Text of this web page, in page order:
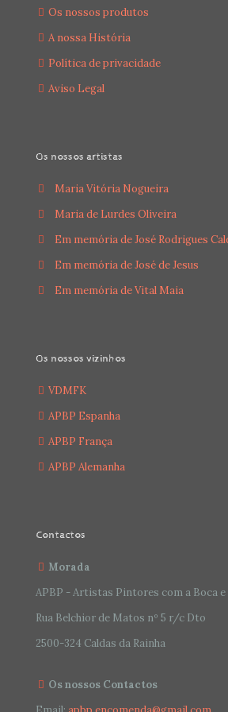
Os nossos produtos
A nossa História
Política de privacidade
Aviso Legal
Os nossos artistas
Maria Vitória Nogueira
Maria de Lurdes Oliveira
Em memória de José Rodrigues
Em memória de José de Jesus
Em memória de Vital Maia
Os nossos vizinhos
VDMFK
APBP Espanha
APBP França
APBP Alemanha
Contactos
Morada
APBP - Artistas Pintores com a Boca e
Rua Belchior de Matos nº 5 r/c Dto
2500-324 Caldas da Rainha
Os nossos Contactos